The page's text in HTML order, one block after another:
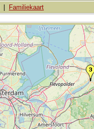
| Familiekaart